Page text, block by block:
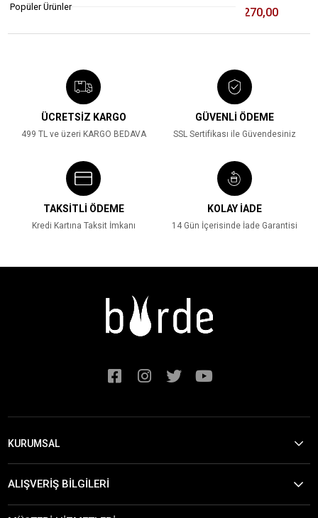
%37 ₺480,00 ₺270,00
ÜCRETSİZ KARGO
499 TL ve üzeri KARGO BEDAVA
GÜVENLİ ÖDEME
SSL Sertifikası ile Güvendesiniz
TAKSİTLİ ÖDEME
Kredi Kartına Taksit İmkanı
KOLAY İADE
14 Gün İçerisinde İade Garantisi
KURUMSAL
ALIŞVERİŞ BİLGİLERİ
Popüler Ürünler